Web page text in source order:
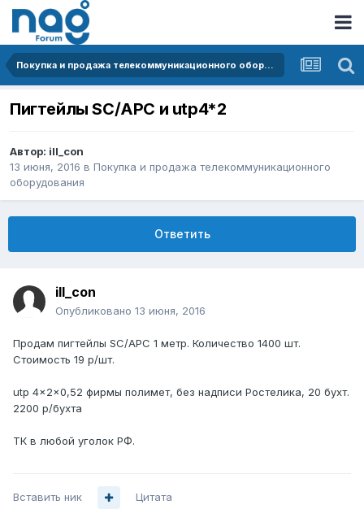
Покупка и продажа телекоммуникационного оборудования
Пигтейлы SC/APC и utp4*2
Автор: ill_con
13 июня, 2016 в Покупка и продажа телекоммуникационного
оборудования
Ответить
ill_con
Опубликовано 13 июня, 2016
Продам пигтейлы SC/APC 1 метр. Количество 1400 шт.
Стоимость 19 р/шт.
utp 4x2x0,52 фирмы полимет, без надписи Ростелика, 20 бухт.
2200 р/бухта
ТК в любой уголок РФ.
Вставить ник Цитата